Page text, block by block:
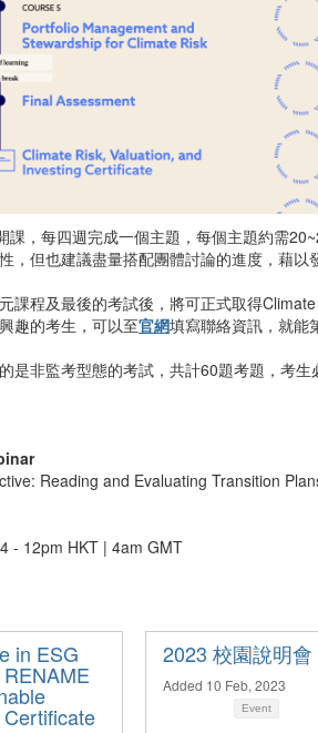
課，每四週完成一個主題，每個主題約需
，但也建議盡量搭配團體討論的進度，藉以
課程及最後的考試後，將可正式取得
趣的考生，可以至官網填寫聯絡資訊，就能
是非監考型態的考試，共計60題考題，考
Reading and Evaluating Transition
- 12pm HKT | 4am GMT
in ESG 2023 校園說明會
Added 10 Feb, 2023
Event